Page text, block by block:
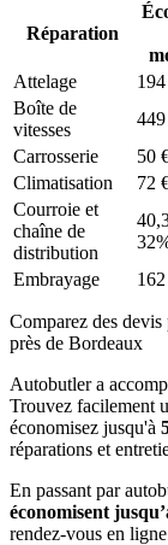
Réparation
Attelage
Boîte de
vitesses
Carrosserie 50
Climatisation 72
Courroie et
chaîne de
distribution
Embrayage
Comparez des
près de Bordeaux
Autobutler a
Trouvez facilement
économisez jusqu'à
réparations et
En passant par
économisent
rendez-vous en